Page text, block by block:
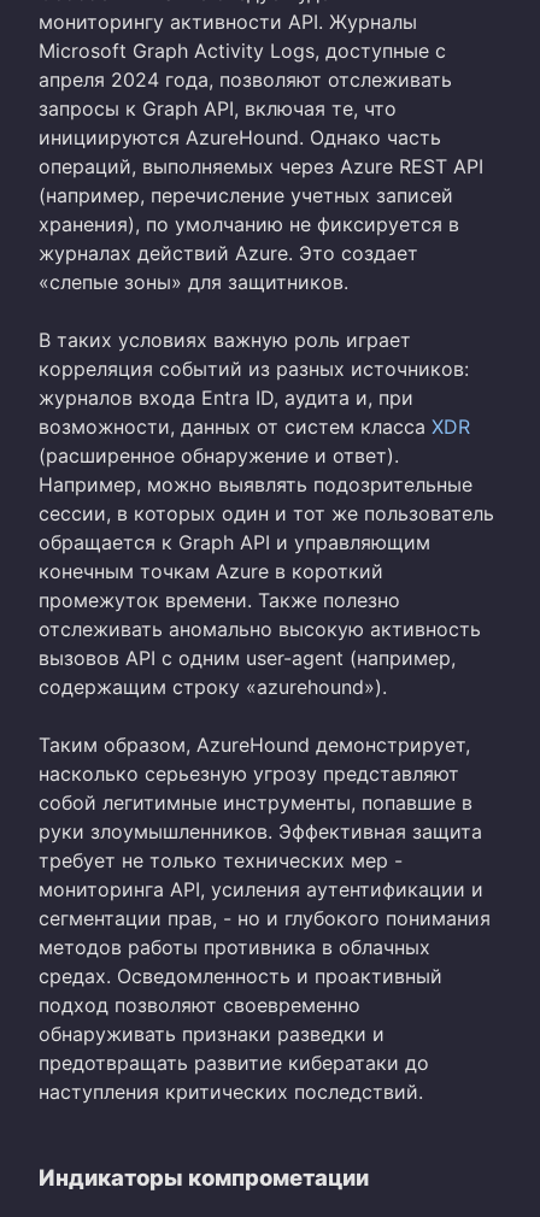
мониторингу активности API. Журналы
Microsoft Graph Activity Logs, доступные с
апреля 2024 года, позволяют отслеживать
запросы к Graph API, включая те, что
инициируются AzureHound. Однако часть
операций, выполняемых через Azure REST API
(например, перечисление учетных записей
хранения), по умолчанию не фиксируется в
журналах действий Azure. Это создает
«слепые зоны» для защитников.
В таких условиях важную роль играет
корреляция событий из разных источников:
журналов входа Entra ID, аудита и, при
возможности, данных от систем класса XDR
(расширенное обнаружение и ответ).
Например, можно выявлять подозрительные
сессии, в которых один и тот же пользователь
обращается к Graph API и управляющим
конечным точкам Azure в короткий
промежуток времени. Также полезно
отслеживать аномально высокую активность
вызовов API с одним user-agent (например,
содержащим строку «azurehound»).
Таким образом, AzureHound демонстрирует,
насколько серьезную угрозу представляют
собой легитимные инструменты, попавшие в
руки злоумышленников. Эффективная защита
требует не только технических мер -
мониторинга API, усиления аутентификации и
сегментации прав, - но и глубокого понимания
методов работы противника в облачных
средах. Осведомленность и проактивный
подход позволяют своевременно
обнаруживать признаки разведки и
предотвращать развитие кибератаки до
наступления критических последствий.
Индикаторы компрометации